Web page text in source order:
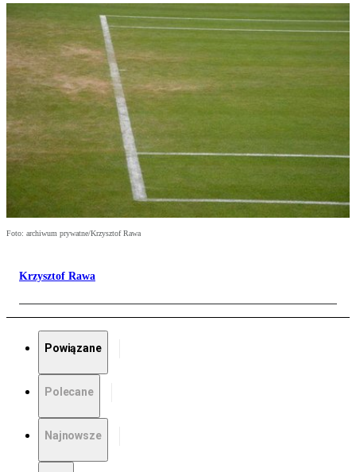
Foto: archiwum prywatne/Krzysztof Rawa
Krzysztof Rawa
Powiązane
Polecane
Najnowsze